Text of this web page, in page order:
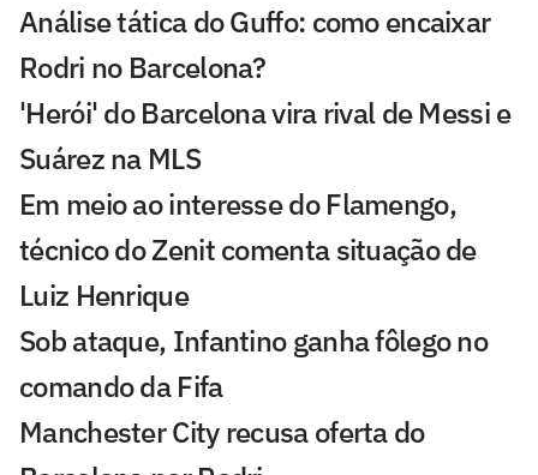
Análise tática do Guffo: como encaixar
Rodri no Barcelona?
'Herói' do Barcelona vira rival de Messi e
Suárez na MLS
Em meio ao interesse do Flamengo,
técnico do Zenit comenta situação de
Luiz Henrique
Sob ataque, Infantino ganha fôlego no
comando da Fifa
Manchester City recusa oferta do